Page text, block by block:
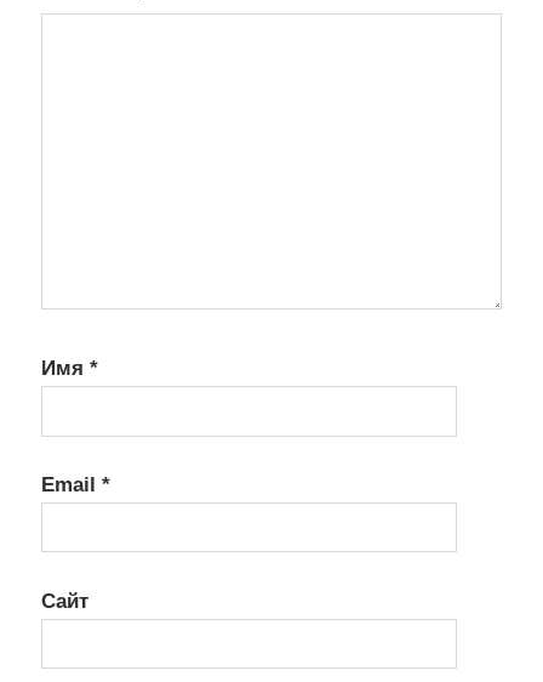
Имя *
Email *
Сайт